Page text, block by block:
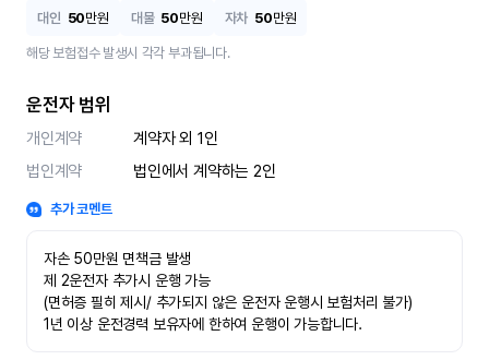
대인 50만원 대물 50만원 자차 50만원
해당 보험접수 발생시 각각 부과됩니다.
운전자 범위
개인계약
계약자 외 1인
법인계약
법인에서 계약하는 2인
추가 코멘트
자손 50만원 면책금 발생
제 2운전자 추가시 운행 가능
(면허증 필히 제시/ 추가되지 않은 운전자 운행시 보험처리 불가)
1년 이상 운전경력 보유자에 한하여 운행이 가능합니다.